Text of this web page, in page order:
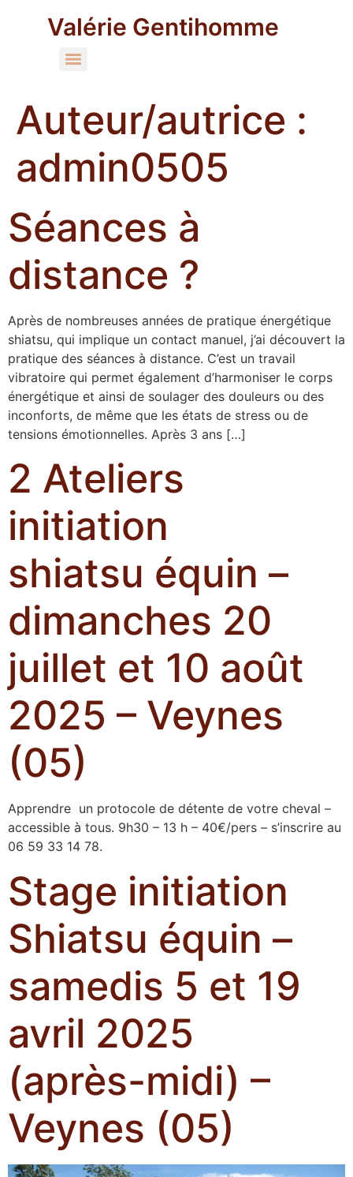
Valérie Gentihomme
Auteur/autrice :
admin0505
Séances à
distance ?
Après de nombreuses années de pratique énergétique
shiatsu, qui implique un contact manuel, j’ai découvert la
pratique des séances à distance. C’est un travail
vibratoire qui permet également d’harmoniser le corps
énergétique et ainsi de soulager des douleurs ou des
inconforts, de même que les états de stress ou de
tensions émotionnelles. Après 3 ans […]
2 Ateliers
initiation
shiatsu équin –
dimanches 20
juillet et 10 août
2025 – Veynes
(05)
Apprendre un protocole de détente de votre cheval –
accessible à tous. 9h30 – 13 h – 40€/pers – s’inscrire au
06 59 33 14 78.
Stage initiation
Shiatsu équin –
samedis 5 et 19
avril 2025
(après-midi) –
Veynes (05)